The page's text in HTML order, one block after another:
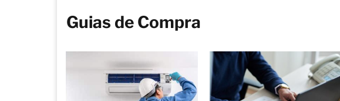
Guias de Compra